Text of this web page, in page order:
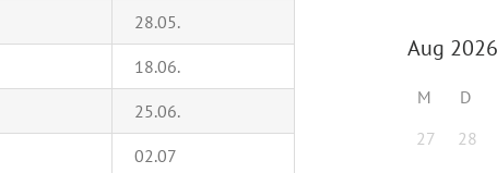
28.05.
18.06.
25.06.
02.07
M D
27
28